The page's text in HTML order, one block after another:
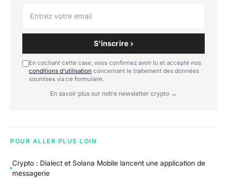
S'inscrire ›
En cochant cette case, vous confirmez avoir lu et accepté nos
conditions d'utilisation concernant le traitement des données
soumises via ce formulaire.
En savoir plus sur notre newsletter crypto →
POUR ALLER PLUS LOIN
Crypto : Dialect et Solana Mobile lancent une application de
messagerie